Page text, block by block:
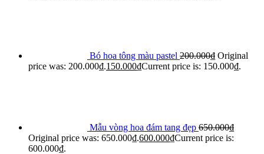
Bó hoa tông màu pastel 200.000₫ Original
price was: 200.000₫.150.000₫Current price is: 150.000₫.
Mẫu vòng hoa đám tang đẹp 650.000₫
Original price was: 650.000₫.600.000₫Current price is:
600.000₫.